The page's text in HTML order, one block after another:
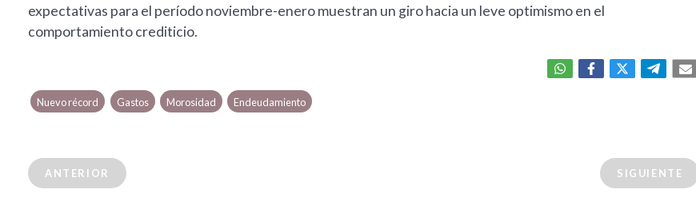
expectativas para el período noviembre-enero muestran un giro hacia un leve optimismo en el
comportamiento crediticio.
Nuevo récord Gastos Morosidad Endeudamiento
ANTERIOR SIGUIENTE